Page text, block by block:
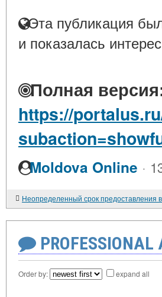
Эта публикация
и показалась
Полная
https://
Moldova Online ·
Order by: expand all